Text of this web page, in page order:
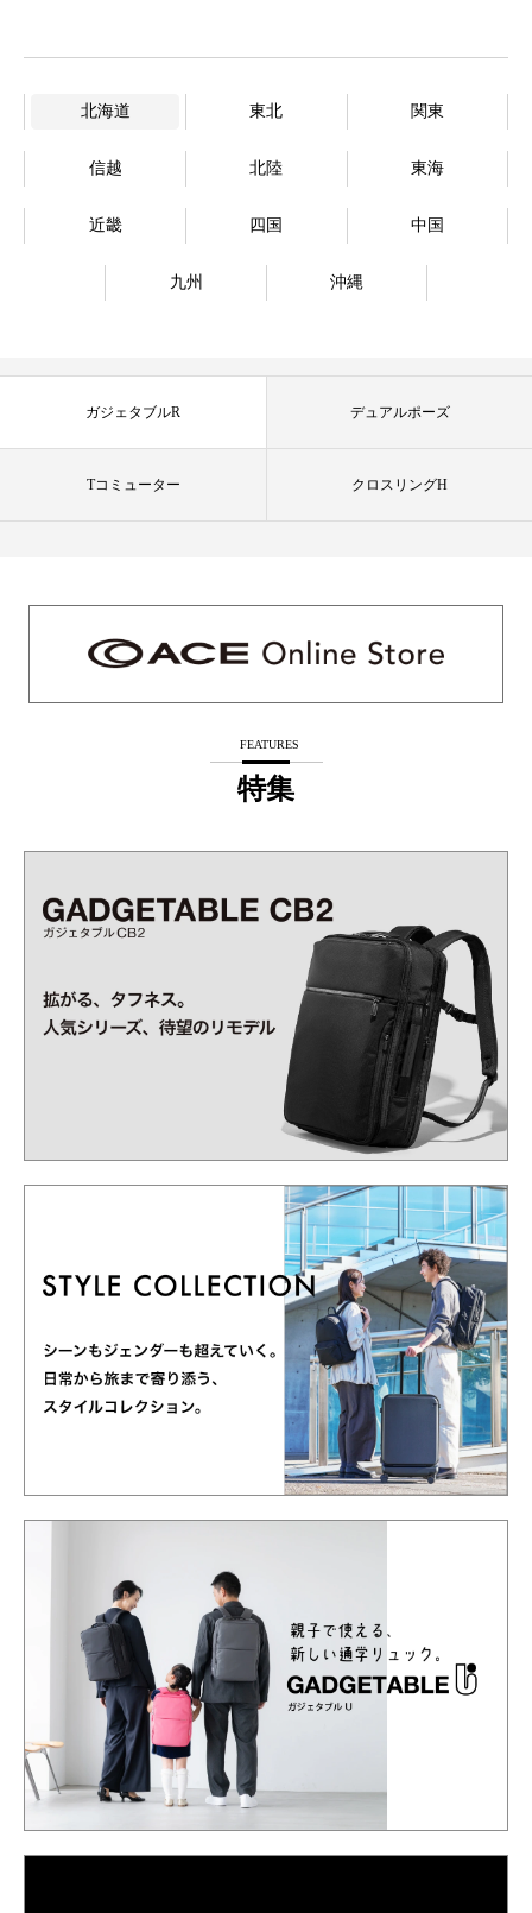
北海道 東北 関東
信越 北陸 東海
近畿 四国 中国
九州 沖縄
ガジェタブルR デュアルポーズ
Tコミューター クロスリングH
FEATURES
特集